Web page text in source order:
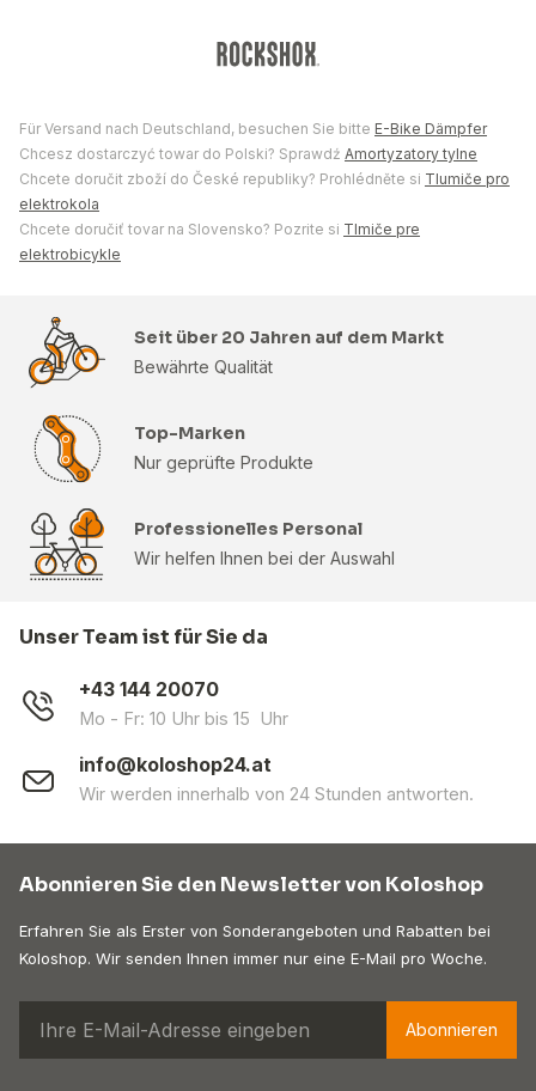
Für Versand nach Deutschland, besuchen Sie bitte E-Bike Dämpfer
Chcesz dostarczyć towar do Polski? Sprawdź Amortyzatory tylne
Chcete doručit zboží do České republiky? Prohlédněte si Tlumiče pro
elektrokola
Chcete doručiť tovar na Slovensko? Pozrite si Tlmiče pre
elektrobicykle
Seit über 20 Jahren auf dem Markt
Bewährte Qualität
Top-Marken
Nur geprüfte Produkte
Professionelles Personal
Wir helfen Ihnen bei der Auswahl
Unser Team ist für Sie da
+43 144 20070
Mo - Fr: 10 Uhr bis 15 Uhr
info@koloshop24.at
Wir werden innerhalb von 24 Stunden antworten.
Abonnieren Sie den Newsletter von Koloshop
Erfahren Sie als Erster von Sonderangeboten und Rabatten bei
Koloshop. Wir senden Ihnen immer nur eine E-Mail pro Woche.
Abonnieren